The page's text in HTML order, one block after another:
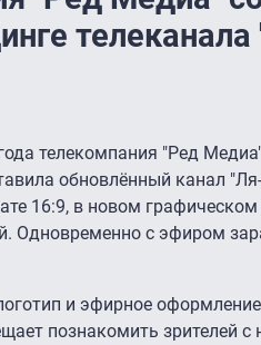
телекомпания "Ред
обновлённый канал
16:9, в новом
Одновременно с эфиром
и эфирное
познакомить зрителей